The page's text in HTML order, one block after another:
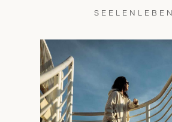
SEELENLEBEN